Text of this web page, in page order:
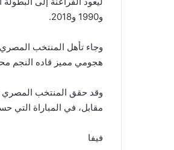
و1990 و2018.
وجاء تأهل المنتخب المصري
هجومي مميز قاده النجم
وقد حقق المنتخب المصري
مقابل، في المباراة التي
فيفا